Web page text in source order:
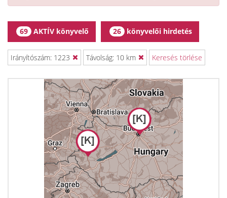
69 AKTÍV könyvelő 26 könyvelői hirdetés
Irányítószám: 1223 Távolság: 10 km Keresés törlése